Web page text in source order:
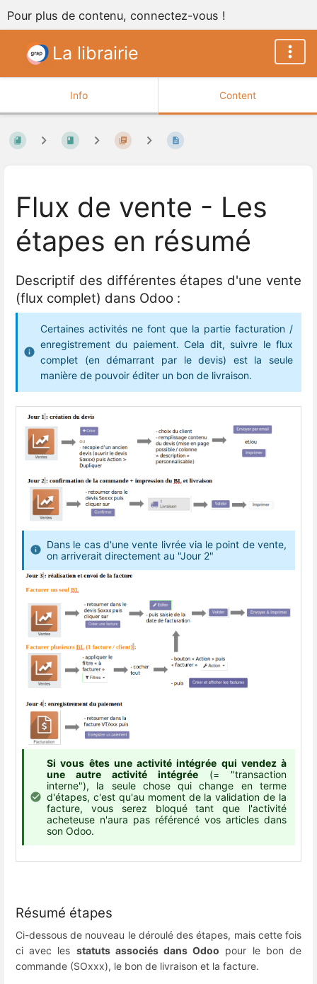
Pour plus de contenu, connectez-vous !
La librairie
Info Content
Flux de vente - Les
étapes en résumé
Descriptif des différentes étapes d'une vente
(flux complet) dans Odoo :
Certaines activités ne font que la partie facturation /
enregistrement du paiement. Cela dit, suivre le flux
complet (en démarrant par le devis) est la seule
manière de pouvoir éditer un bon de livraison.
Dans le cas d'une vente livrée via le point de vente,
on arriverait directement au "Jour 2"
Si vous êtes une activité intégrée qui vendez à
une autre activité intégrée (= "transaction
interne"), la seule chose qui change en terme
d'étapes, c'est qu'au moment de la validation de la
facture, vous serez bloqué tant que l'activité
acheteuse n'aura pas référencé vos articles dans
son Odoo.
Résumé étapes
Ci-dessous de nouveau le déroulé des étapes, mais cette fois
ci avec les statuts associés dans Odoo pour le bon de
commande (SOxxx), le bon de livraison et la facture.